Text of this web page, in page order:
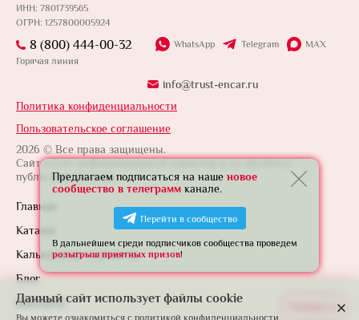
ИНН: 7801739565
ОГРН: 1257800005924
Политика конфиденциальности
Пользовательское соглашение
2026 © Все права защищены.
Сайт носит информационный характер и не является
публичной офертой.
Главная
Каталог
Калькулятор стоимости
Блог
Контакты
8 (800) 444-00-32
Горячая линия
WhatsApp Telegram MAX
info@trust-encar.ru
Данный сайт использует файлы cookie
Вы можете ознакомиться с политикой конфиденциальности.
Предлагаем подписаться на наше новое
сообщество в телеграмм канале.
Перейти в сообщество
В дальнейшем среди подписчиков сообщества проведем
розыгрыш приятных призов!
Развернуть